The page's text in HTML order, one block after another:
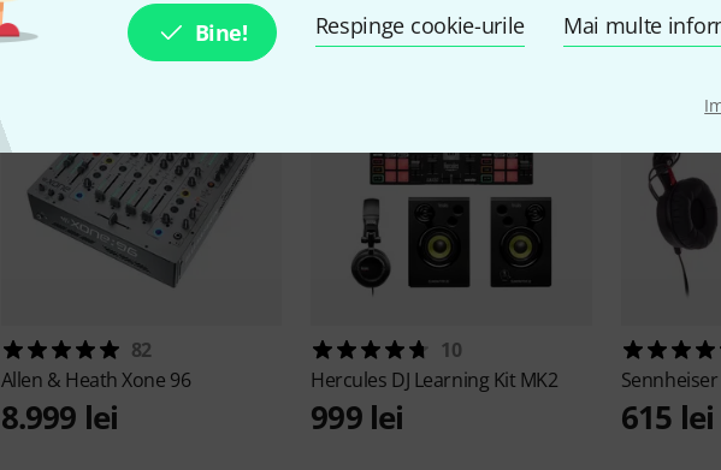
Bine! Respinge cookie-urile Mai multe
82
Allen & HeathXone 96
8.999 lei
10
Hercules DJ Learning Kit MK2
999 lei
Sennheiser
615 lei